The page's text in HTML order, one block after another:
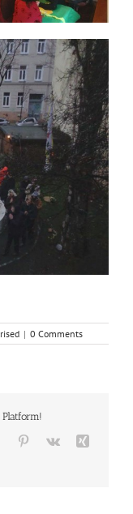
| 0 Comments
Tumblr Pinterest
Vk
Xing